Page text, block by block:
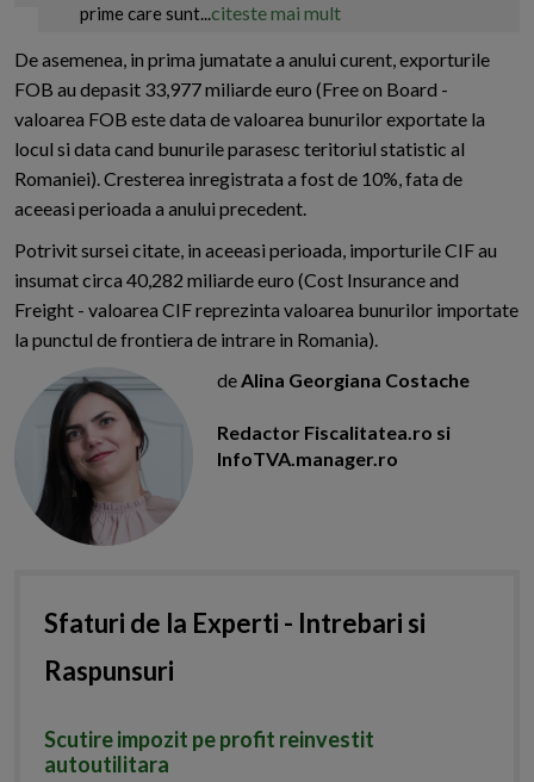
prime care sunt...citeste mai mult
De asemenea, in prima jumatate a anului curent, exporturile
FOB au depasit 33,977 miliarde euro (Free on Board -
valoarea FOB este data de valoarea bunurilor exportate la
locul si data cand bunurile parasesc teritoriul statistic al
Romaniei). Cresterea inregistrata a fost de 10%, fata de
aceeasi perioada a anului precedent.
Potrivit sursei citate, in aceeasi perioada, importurile CIF au
insumat circa 40,282 miliarde euro (Cost Insurance and
Freight - valoarea CIF reprezinta valoarea bunurilor importate
la punctul de frontiera de intrare in Romania).
deAlina Georgiana Costache
Redactor Fiscalitatea.ro si
InfoTVA.manager.ro
Sfaturi de la Experti - Intrebari si
Raspunsuri
Scutire impozit pe profit reinvestit
autoutilitara